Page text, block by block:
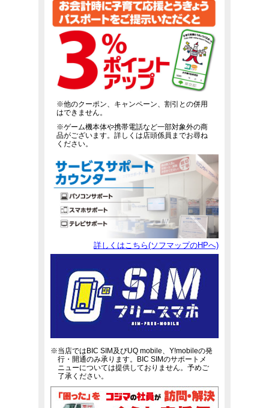
※他のクーポン、キャンペーン、割引との併用
はできません。
※ゲーム機本体や携帯電話など一部対象外の商
品がございます。詳しくは店頭係員までお尋ね
ください。
詳しくはこちら(ソフマップのHPへ)
※当店ではBIC SIM及びUQ mobile、Y!mobileの発
行・開通のみ承ります。BIC SIMのサポートメ
ニューについては提供しておりません。予めご
了承ください。